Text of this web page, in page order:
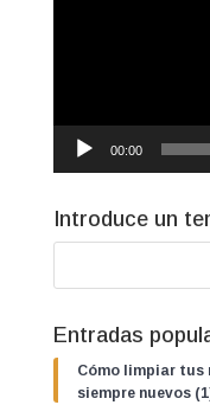
00:00
Introduce un
Entradas
Cómo limpiar tus
siempre nuevos